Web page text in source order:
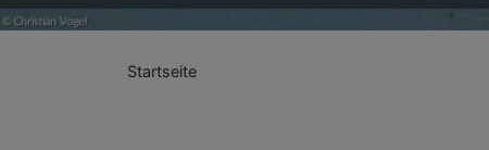
Startseite